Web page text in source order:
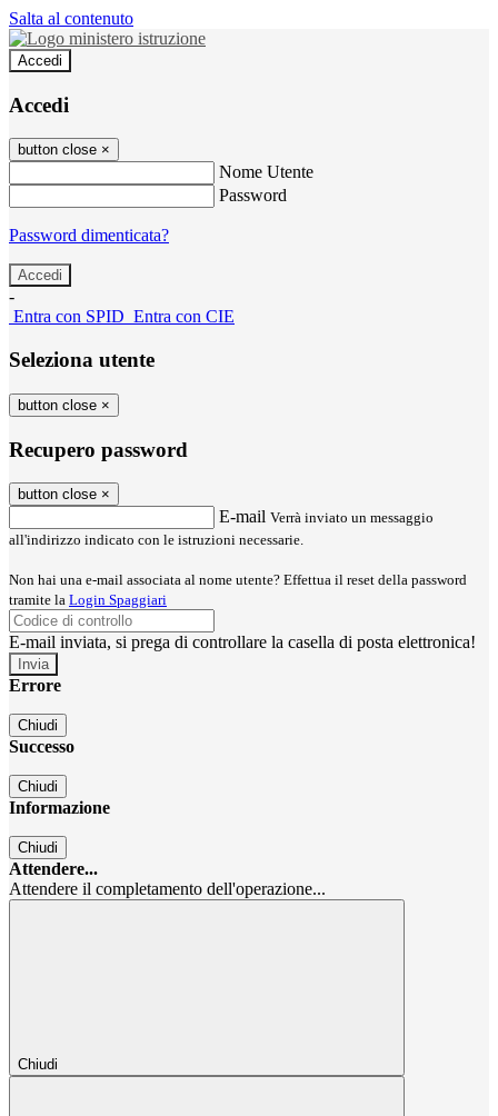
Salta al contenuto
Accedi
Accedi
button close ×
Nome Utente
Password
Password dimenticata?
-
Entra con SPID Entra con CIE
Seleziona utente
button close ×
Recupero password
button close ×
E-mail Verrà inviato un messaggio
all'indirizzo indicato con le istruzioni necessarie.
Non hai una e-mail associata al nome utente? Effettua il reset della password
tramite la Login Spaggiari
E-mail inviata, si prega di controllare la casella di posta elettronica!
Errore
Chiudi
Successo
Chiudi
Informazione
Chiudi
Attendere...
Attendere il completamento dell'operazione...
Chiudi